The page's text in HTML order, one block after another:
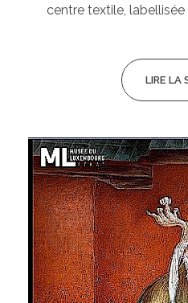
centre textile, labellisée
LIRE LA